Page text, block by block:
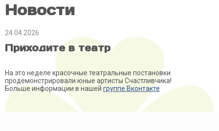
Новости
24.04.2026
Приходите в театр
На это неделе красочные театральные постановки
продемонстрировали юные артисты Счастливчика!
Больше информации в нашей группе Вконтакте